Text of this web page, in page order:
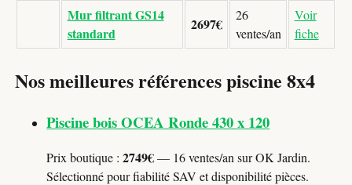
Mur filtrant GS14
standard
2697€
26
ventes/an
Voir
fiche
Nos meilleures références piscine 8x4
Piscine bois OCEA Ronde 430 x 120
Prix boutique :2749€— 16 ventes/an sur OK Jardin.
Sélectionné pour fiabilité SAV et disponibilité pièces.